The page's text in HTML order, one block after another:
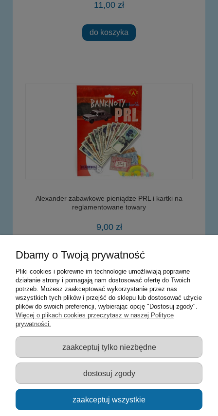
11,00 zł
do koszyka
Alexander zabawkowe pieniądze PRL i kartki na
reglamentowane towary
9,00 zł
powiadom o dostępności
Warunki zakupów
Moje konto
Informacje o sklepie
Sklep z zabawkami Łódź :: Hurownia zabawek :: Zabawki
edukacyjne :: Zestawy artystyczne :: Zabawki :: samochody Welly
:: Zabawkownia :: zabawki dla dzieci :: Lalki :: Klocki :: Artykuły
szkolne ::
Dbamy o Twoją prywatność
Pliki cookies i pokrewne im technologie umożliwiają poprawne
działanie strony i pomagają nam dostosować ofertę do Twoich
potrzeb. Możesz zaakceptować wykorzystanie przez nas
wszystkich tych plików i przejść do sklepu lub dostosować użycie
plików do swoich preferencji, wybierając opcję "Dostosuj zgody".
Więcej o plikach cookies przeczytasz w naszej Polityce
prywatności.
zaakceptuj tylko niezbędne
dostosuj zgody
zaakceptuj wszystkie